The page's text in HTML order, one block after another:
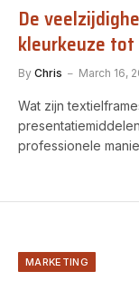
De
kleurkeuze
By Chris March 16,
Wat zijn
professionele
MARKETING